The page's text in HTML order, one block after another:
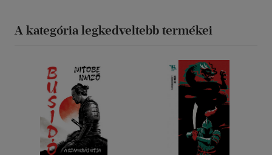
A kategória legkedveltebb termékei